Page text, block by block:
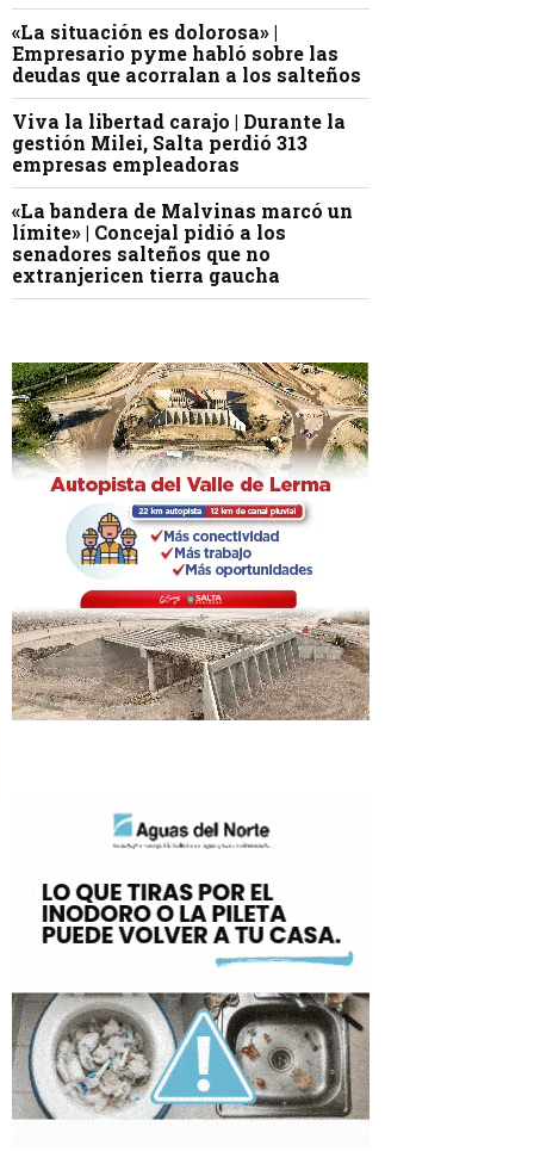
«La situación es dolorosa» |
Empresario pyme habló sobre las
deudas que acorralan a los salteños
Viva la libertad carajo | Durante la
gestión Milei, Salta perdió 313
empresas empleadoras
«La bandera de Malvinas marcó un
límite» | Concejal pidió a los
senadores salteños que no
extranjericen tierra gaucha